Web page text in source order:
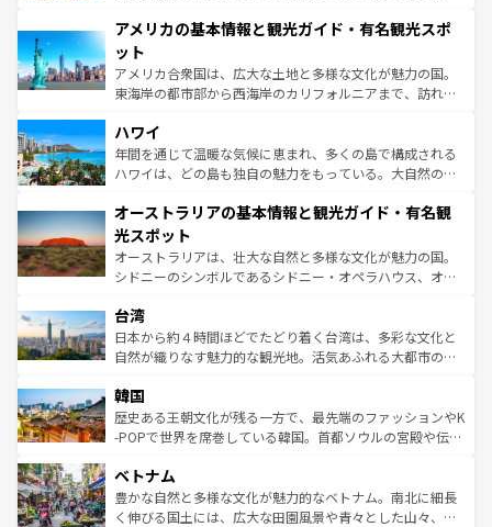
ンツ一覧を参照してほしい。
の建物がそのまま残る町や、スイスならではのユニークな
博物館もあり、アルプス観光だけでなく町歩きも満喫する
ことができる。国民の所得が高いため物価も高いが、旅行
者向けの交通パス提供のサービスもあり、うまく活用すれ
着のスイス情報は
アメリカの基本情報と観光ガイド・有名観光スポ
ット
アメリカ合衆国は、広大な土地と多様な文化が魅力の国。
東海岸の都市部から西海岸のカリフォルニアまで、訪れる
のような巨大都市は、観光、ショッピング、エンターテイ
ンメントが詰まった刺激的なスポットだ。一方、アメリカ
西部には大自然が広がり、グランドキャニオンやイエロー
部のニューオーリンズでは、音楽と美食が融合した独特の
文化が魅力。旅行者はアメリカの各地域で異なる魅力を楽
しみながら、その多様性と豊かな歴史を感じることができ
るだろう。車でのロードトリップや列車の旅も、アメリカ
情報は
ハワイ
年間を通じて温暖な気候に恵まれ、多くの島で構成される
ハワイは、どの島も独自の魅力をもっている。大自然の神
ワイ島は見逃せない。また、定番の観光地といえばオアフ
島だが、静かな自然を求めるならマウイ島やカウアイ島が
おすすめ。エメラルドグリーンに輝く海をはじめ、豊かな
文化や歴史が息づいている。「アロハスピリット」と呼ば
人々、おいしいローカルフードやハワイアンミュージッ
ク、伝統的なフラダンスなど、すべてがハワイの魅力を彩
っている。訪れるたびに新しい発見と感動が待っているハ
はコンテンツ一覧
オーストラリアの基本情報と観光ガイド・有名観
光スポット
オーストラリアは、壮大な自然と多様な文化が魅力の国。
シドニーのシンボルであるシドニー・オペラハウス、オー
リアリーフや大陸中央部にそびえるウルル（エアーズロッ
ク）、タスマニアの美しい原生林やケアンズの熱帯雨林な
ど、見どころがたくさん。また、カフェやワイン、オージ
いる。アクティビティも充実しており、サーフィンやダイ
ビング、ハイキングなど、アウトドア好きにはたまらな
い。オーストラリアの多彩な魅力を存分に味わいつくそ
参照してほしい。
台湾
日本から約４時間ほどでたどり着く台湾は、多彩な文化と
自然が織りなす魅力的な観光地。活気あふれる大都市の台
ン）、静ひつな山岳地帯である台湾東部など、都市の喧騒
と山間の静けさが共存しており、訪れる人に新しい発見と
驚きをもたらしてくれる。また、奥深い台湾の食文化も魅
容にもいいと評判のスイーツなど、バラエティ豊かな料理
が味わえる。 なお、新着の台湾情報は コンテンツ一覧を参
照してほしい。
韓国
歴史ある王朝文化が残る一方で、最先端のファッションやK
-POPで世界を席巻している韓国。首都ソウルの宮殿や伝統
き、地方に足を延ばせば四季折々の自然美を楽しむことが
できる。そして、キムチや焼肉、絶品のストリートフード
まで、さまざまな韓国料理が待っている。夜には、韓国な
ベトナム
豊かな自然と多様な文化が魅力的なベトナム。南北に細長
く伸びる国土には、広大な田園風景や青々とした山々、世